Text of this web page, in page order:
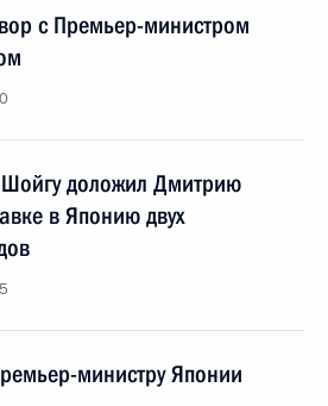
с Премьер-министром
доложил Дмитрию
в Японию двух
министру Японии